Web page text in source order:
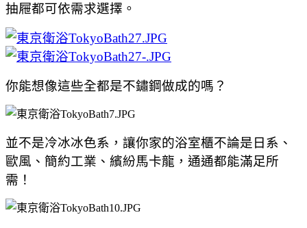
抽屜都可依需求選擇。
你能想像這些全都是不鏽鋼做成的嗎？
並不是冷冰冰色系，讓你家的浴室櫃不論是日系、
歐風 、 簡約工業、繽紛馬卡龍，通通都能滿足所
需！